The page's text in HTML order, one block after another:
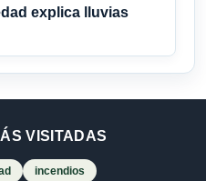
explica lluvias
VISITADAS
incendios